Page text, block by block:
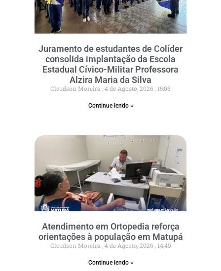
Juramento de estudantes de Colíder
consolida implantação da Escola
Estadual Cívico-Militar Professora
Alzira Maria da Silva
Cleudson Moreira 4 de Agosto, 2026 15:08
Continue lendo »
Atendimento em Ortopedia reforça
orientações à população em Matupá
Cleudson Moreira 4 de Agosto, 2026 14:49
Continue lendo »